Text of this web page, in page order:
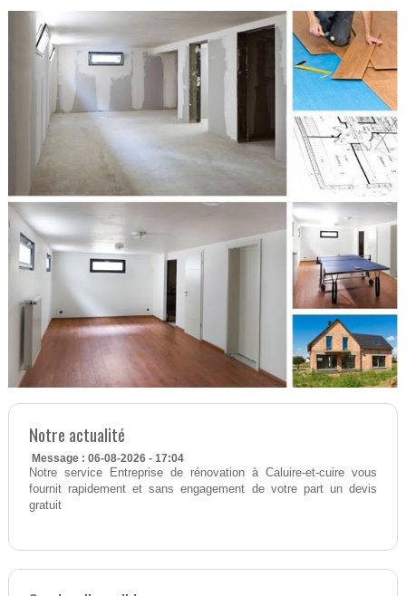
Notre actualité
Message : 06-08-2026 - 17:04
Notre service Entreprise de rénovation à Caluire-et-cuire vous
fournit rapidement et sans engagement de votre part un devis
gratuit